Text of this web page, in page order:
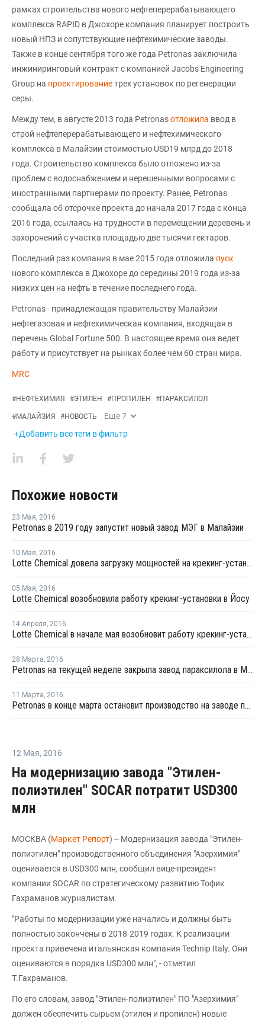
рамках строительства нового нефтеперерабатывающего
комплекса RAPID в Джохоре компания планирует построить
новый НПЗ и сопутствующие нефтехимические заводы.
Также в конце сентября того же года Petronas заключила
инжиниринговый контракт с компанией Jacobs Engineering
Group на проектированиетрех установок по регенерации
серы.
Между тем, в августе 2013 года Petronasотложила ввод в
строй нефтеперерабатывающего и нефтехимического
комплекса в Малайзии стоимостью USD19 млрд до 2018
года. Строительство комплекса было отложено из-за
проблем с водоснабжением и нерешенными вопросами с
иностранными партнерами по проекту. Ранее, Petronas
сообщала об отсрочке проекта до начала 2017 года с конца
2016 года, ссылаясь на трудности в перемещении деревень и
захоронений с участка площадью две тысячи гектаров.
Последний раз компания в мае 2015 года отложила пуск
нового комплекса в Джохоре до середины 2019 года из-за
низких цен на нефть в течение последнего года.
Petronas - принадлежащая правительству Малайзии
нефтегазовая и нефтехимическая компания, входящая в
перечень Global Fortune 500. В настоящее время она ведет
работу и присутствует на рынках более чем 60 стран мира.
MRC
#НЕФТЕХИМИЯ #ЭТИЛЕН #ПРОПИЛЕН #ПАРАКСИЛОЛ
#МАЛАЙЗИЯ #НОВОСТЬ Еще7
+Добавить все теги в фильтр
Похожие новости
23 Мая, 2016
Petronas в 2019 году запустит новый завод МЭГ в Малайзии
10 Мая, 2016
Lotte Chemical довела загрузку мощностей на крекинг-установке в Йосу до 100%
05 Мая, 2016
Lotte Chemical возобновила работу крекинг-установки в Йосу
14 Апреля, 2016
Lotte Chemical в начале мая возобновит работу крекинг-установки в Йосу
28 Марта, 2016
Petronas на текущей неделе закрыла завод параксилола в Малайзии на профилактику
11 Марта, 2016
Petronas в конце марта остановит производство на заводе параксилола в Малайзии
12 Мая, 2016
На модернизацию завода "Этилен-
полиэтилен" SOCAR потратит USD300
млн
МОСКВА (Маркет Репорт) -- Модернизация завода "Этилен-
полиэтилен" производственного объединения "Азерхимия"
оценивается в USD300 млн, сообщил вице-президент
компании SOCAR по стратегическому развитию Тофик
Гахраманов журналистам.
"Работы по модернизации уже начались и должны быть
полностью закончены в 2018-2019 годах. К реализации
проекта привечена итальянская компания Technip Italy. Они
оцениваются в порядка USD300 млн", - отметил
Т.Гахраманов.
По его словам, завод "Этилен-полиэтилен" ПО "Азерхимия"
должен обеспечить сырьем (этилен и пропилен) новые